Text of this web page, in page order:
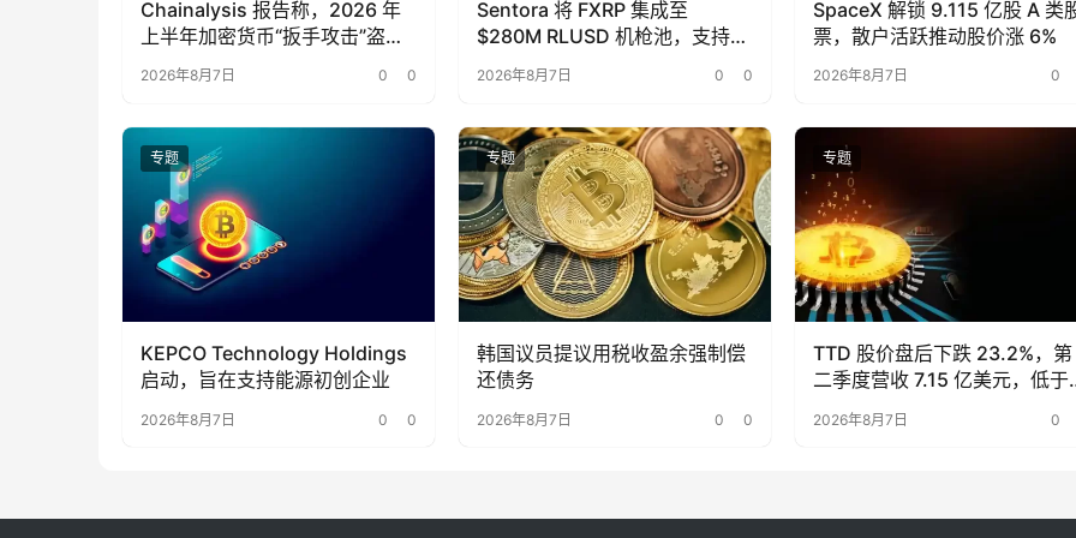
Chainalysis 报告称，2026 年
上半年加密货币“扳手攻击”盗取
了 $30M 。
2026年8月7日 0 0
Sentora 将 FXRP 集成至
$280M RLUSD 机枪池，支持使
用 XRP 作为抵押品进行借贷。
2026年8月7日 0 0
SpaceX 解锁 9.115 亿股 A 类
票，散户活跃推动股价涨 6%
2026年8月7日 0
专题
KEPCO Technology Holdings
启动，旨在支持能源初创企业
2026年8月7日 0 0
专题
韩国议员提议用税收盈余强制偿
还债务
2026年8月7日 0 0
专题
TTD 股价盘后下跌 23.2%，第
二季度营收 7.15 亿美元，低于
2026年8月7日 0